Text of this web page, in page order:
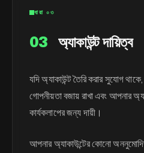
ধারা ০৩
03 অ্যাকাউন্ট দায়িত্ব
যদি অ্যাকাউন্ট তৈরি করার সুযোগ
গোপনীয়তা বজায় রাখা এবং আপনার
কার্যকলাপের জন্য দায়ী।
আপনার অ্যাকাউন্টের কোনো